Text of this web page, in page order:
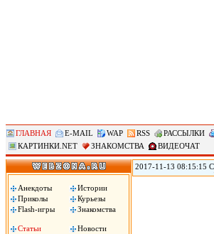
ГЛАВНАЯ E-MAIL WAP RSS РАССЫЛКИ
КАРТИНКИ.NET
ЗНАКОМСТВА ВИДЕОЧАТ
Анекдоты
Истории
Приколы
Курьезы
Flash-игры
Знакомства
Статьи
Новости
2017-11-13 08:15:15
журналистам и
полицейские – 3,12